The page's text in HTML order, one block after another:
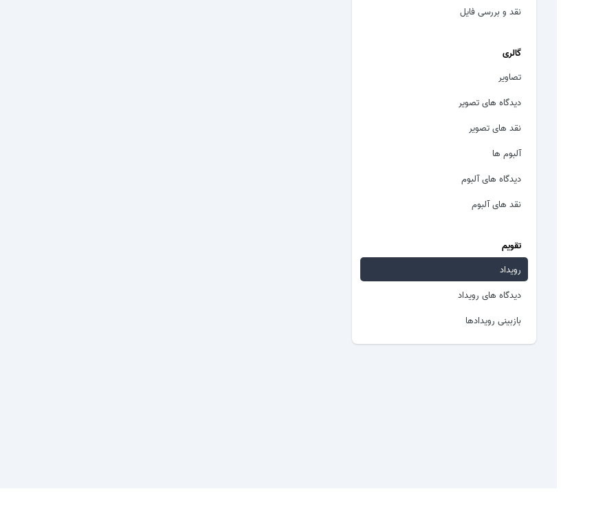
نقد و بررسی فایل
گالری
تصاویر
دیدگاه های تصویر
نقد های تصویر
آلبوم ها
دیدگاه های آلبوم
نقد های آلبوم
تقویم
رویداد
دیدگاه های رویداد
بازبینی رویدادها